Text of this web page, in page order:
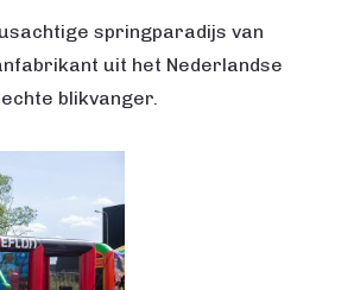
springparadijs van
uit het Nederlandse
blikvanger.